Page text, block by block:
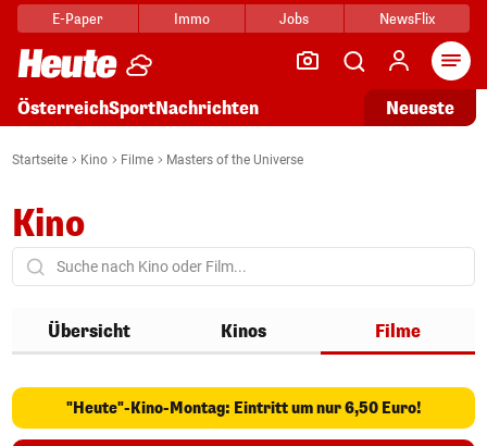
E-Paper Immo Jobs NewsFlix
ÖsterreichSportNachrichten Neueste
Startseite Kino Filme Masters of the Universe
Kino
Übersicht Kinos Filme
"Heute"-Kino-Montag: Eintritt um nur 6,50 Euro!